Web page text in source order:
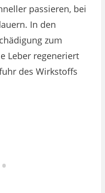
passieren, bei
In den
zum
Leber regeneriert
des Wirkstoffs